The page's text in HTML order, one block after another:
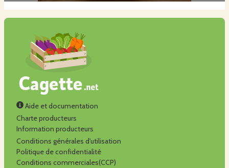
Aide et documentation
Charte producteurs
Information producteurs
Conditions générales d'utilisation
Politique de confidentialité
Conditions commerciales(CCP)